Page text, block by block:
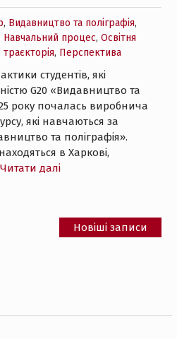
, Видавництво та поліграфія,
Навчальний процес,Освітня
траєкторія, Перспектива
студентів, які
G20 «Видавництво та
року почалась виробнича
які навчаються за
та поліграфія».
в Харкові,
Читати далі
Новіші записи